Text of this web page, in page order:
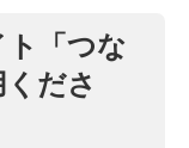
「つな
ださ